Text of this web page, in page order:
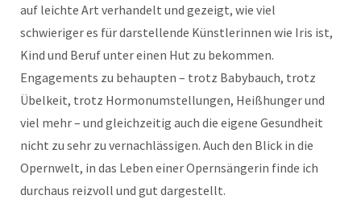
auf leichte Art verhandelt und gezeigt, wie viel
schwieriger es für darstellende Künstlerinnen wie Iris ist,
Kind und Beruf unter einen Hut zu bekommen.
Engagements zu behaupten – trotz Babybauch, trotz
Übelkeit, trotz Hormonumstellungen, Heißhunger und
viel mehr – und gleichzeitig auch die eigene Gesundheit
nicht zu sehr zu vernachlässigen. Auch den Blick in die
Opernwelt, in das Leben einer Opernsängerin finde ich
durchaus reizvoll und gut dargestellt.